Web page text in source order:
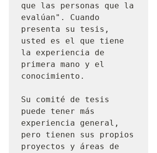
que las personas que la
evalúan". Cuando
presenta su tesis,
usted es el que tiene
la experiencia de
primera mano y el
conocimiento.
Su comité de tesis
puede tener más
experiencia general,
pero tienen sus propios
proyectos y áreas de